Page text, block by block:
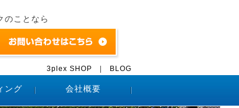
のことなら
3plex SHOP BLOG
ング 会社概要